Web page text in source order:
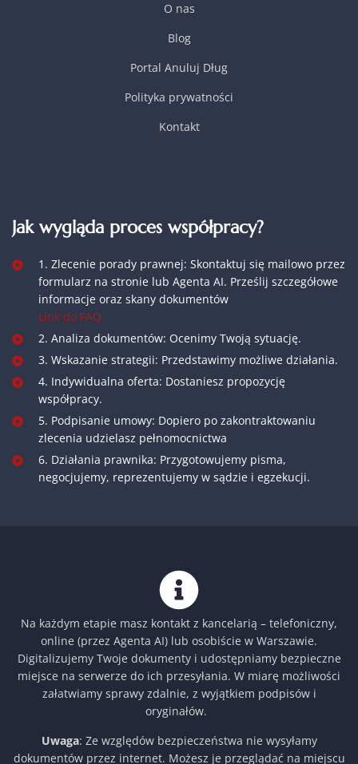
O nas
Blog
Portal Anuluj Dług
Polityka prywatności
Kontakt
Jak wygląda proces współpracy?
1. Zlecenie porady prawnej: Skontaktuj się mailowo przez
formularz na stronie lub Agenta AI. Prześlij szczegółowe
informacje oraz skany dokumentów
Link do FAQ
2. Analiza dokumentów: Ocenimy Twoją sytuację.
3. Wskazanie strategii: Przedstawimy możliwe działania.
4. Indywidualna oferta: Dostaniesz propozycję
współpracy.
5. Podpisanie umowy: Dopiero po zakontraktowaniu
zlecenia udzielasz pełnomocnictwa
6. Działania prawnika: Przygotowujemy pisma,
negocjujemy, reprezentujemy w sądzie i egzekucji.
Na każdym etapie masz kontakt z kancelarią – telefoniczny,
online (przez Agenta AI) lub osobiście w Warszawie.
Digitalizujemy Twoje dokumenty i udostępniamy bezpieczne
miejsce na serwerze do ich przesyłania. W miarę możliwości
załatwiamy sprawy zdalnie, z wyjątkiem podpisów i
oryginałów.
Uwaga: Ze względów bezpieczeństwa nie wysyłamy
dokumentów przez internet. Możesz je przeglądać na miejscu